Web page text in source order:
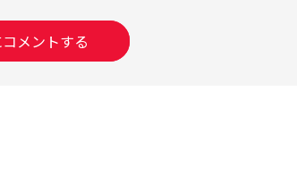
メントする